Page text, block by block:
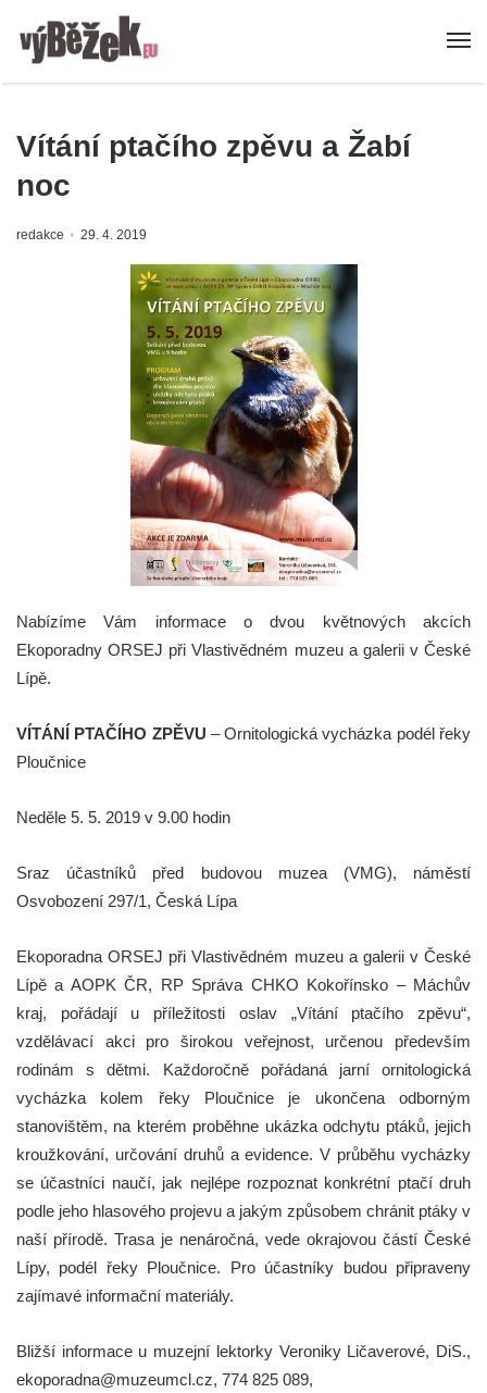
Vítání ptačího zpěvu a Žabí
noc
redakce 29. 4. 2019
Nabízíme Vám informace o dvou květnových akcích
Ekoporadny ORSEJ při Vlastivědném muzeu a galerii v České
Lípě.
VÍTÁNÍ PTAČÍHO ZPĚVU – Ornitologická vycházka podél řeky
Ploučnice
Neděle 5. 5. 2019 v 9.00 hodin
Sraz účastníků před budovou muzea (VMG), náměstí
Osvobození 297/1, Česká Lípa
Ekoporadna ORSEJ při Vlastivědném muzeu a galerii v České
Lípě a AOPK ČR, RP Správa CHKO Kokořínsko – Máchův
kraj, pořádají u příležitosti oslav „Vítání ptačího zpěvu“,
vzdělávací akci pro širokou veřejnost, určenou především
rodinám s dětmi. Každoročně pořádaná jarní ornitologická
vycházka kolem řeky Ploučnice je ukončena odborným
stanovištěm, na kterém proběhne ukázka odchytu ptáků, jejich
kroužkování, určování druhů a evidence. V průběhu vycházky
se účastníci naučí, jak nejlépe rozpoznat konkrétní ptačí druh
podle jeho hlasového projevu a jakým způsobem chránit ptáky v
naší přírodě. Trasa je nenáročná, vede okrajovou částí České
Lípy, podél řeky Ploučnice. Pro účastníky budou připraveny
zajímavé informační materiály.
Bližší informace u muzejní lektorky Veroniky Ličaverové, DiS.,
ekoporadna@muzeumcl.cz, 774 825 089,